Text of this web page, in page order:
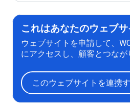
これはあなたのウェブ
ウェブサイトを申請して、
にアクセスし、顧客とつなが
このウェブサイトを連携